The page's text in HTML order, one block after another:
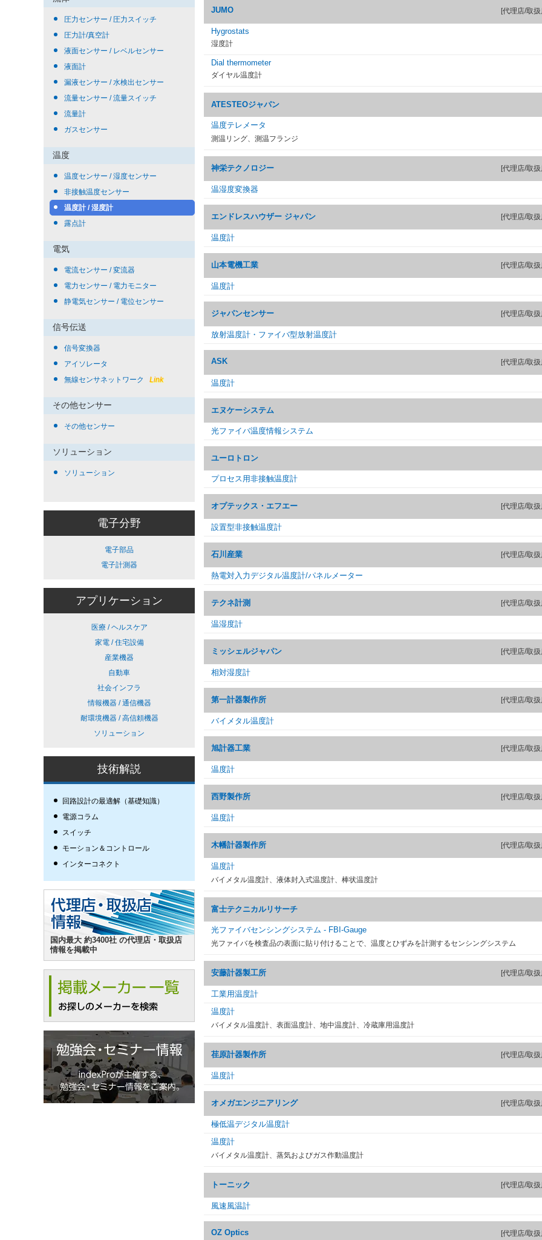
圧力センサー / 圧力スイッチ
圧力計/真空計
液面センサー / レベルセンサー
液面計
漏液センサー / 水検出センサー
流量センサー / 流量スイッチ
流量計
ガスセンサー
温度
温度センサー / 湿度センサー
非接触温度センサー
温度計 / 湿度計
露点計
電気
電流センサー / 変流器
電力センサー / 電力モニター
静電気センサー / 電位センサー
信号伝送
信号変換器
アイソレータ
無線センサネットワーク
Link
その他センサー
その他センサー
ソリューション
ソリューション
電子分野
電子部品
電子計測器
アプリケーション
医療 / ヘルスケア
家電 / 住宅設備
産業機器
自動車
社会インフラ
情報機器 / 通信機器
耐環境機器 / 高信頼機器
ソリューション
技術解説
回路設計の最適解（基礎知識）
電源コラム
スイッチ
モーション＆コントロール
インターコネクト
国内最大 約3400社 の代理店・取扱店
情報を掲載中
JUMO [代理店/取
Hygrostats
湿度計
Dial thermometer
ダイヤル温度計
ATESTEOジャパン
温度テレメータ
測温リング、測温フランジ
神栄テクノロジー [代理店/取
温湿度変換器
エンドレスハウザー ジャパン [代理店/取
温度計
山本電機工業 [代理店/取
温度計
ジャパンセンサー [代理店/取
放射温度計・ファイバ型放射温度計
ASK [代理店/取
温度計
エヌケーシステム
光ファイバ温度情報システム
ユーロトロン
プロセス用非接触温度計
オプテックス・エフエー [代理店/取
設置型非接触温度計
石川産業 [代理店/取
熱電対入力デジタル温度計/パネルメーター
テクネ計測 [代理店/取
温湿度計
ミッシェルジャパン [代理店/取
相対湿度計
第一計器製作所 [代理店/取
バイメタル温度計
旭計器工業 [代理店/取
温度計
西野製作所 [代理店/取
温度計
木幡計器製作所 [代理店/取
温度計
バイメタル温度計、液体封入式温度計、棒状温度計
富士テクニカルリサーチ
光ファイバセンシングシステム - FBI-Gauge
光ファイバを検査品の表面に貼り付けることで、温度とひずみを計測するセンシングシステム
安藤計器製工所 [代理店/取
工業用温度計
温度計
バイメタル温度計、表面温度計、地中温度計、冷蔵庫用温度計
荏原計器製作所 [代理店/取
温度計
オメガエンジニアリング [代理店/取
極低温デジタル温度計
温度計
バイメタル温度計、蒸気およびガス作動温度計
トーニック [代理店/取
風速風温計
OZ Optics [代理店/取